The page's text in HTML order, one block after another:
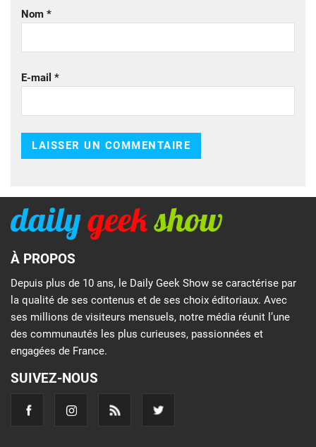
Nom *
E-mail *
À PROPOS
Depuis plus de 10 ans, le Daily Geek Show se caractérise par
la qualité de ses contenus et de ses choix éditoriaux. Avec
ses millions de visiteurs mensuels, notre média réunit l’une
des communautés les plus curieuses, passionnées et
engagées de France.
SUIVEZ-NOUS